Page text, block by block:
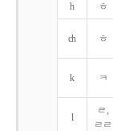
h ㅎ
ch ㅎ
k ㅋ
l
ㄹ,
ㄹㄹ